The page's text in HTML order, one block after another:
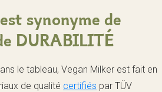
synonyme de
DURABILITÉ
le tableau, Vegan Milker est fait en
de qualité certifiés par TÜV